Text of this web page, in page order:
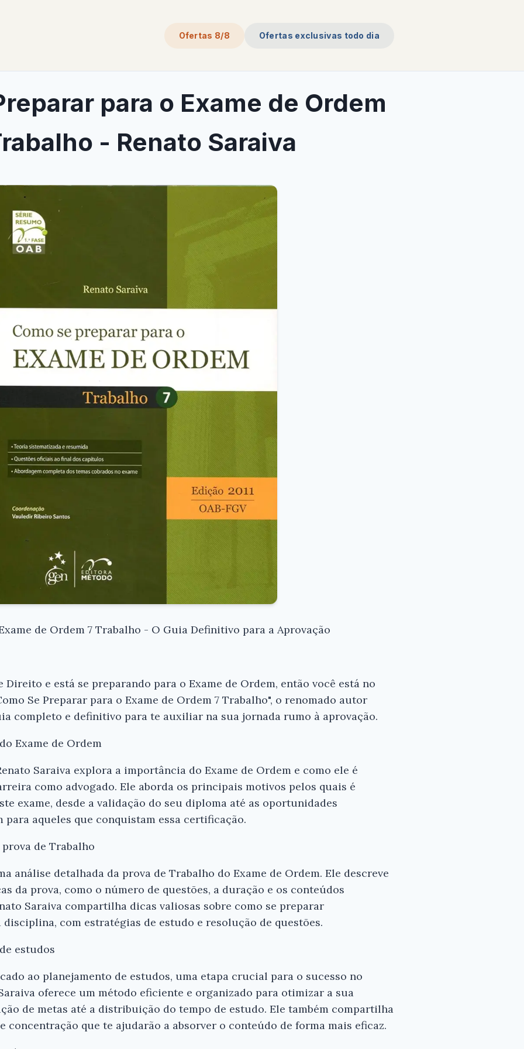
Ofertas 8/8 Ofertas exclusivas todo dia
para o Exame de Ordem
- Renato Saraiva
de Ordem 7 Trabalho - O Guia Definitivo para a Aprovação
Direito e está se preparando para o Exame de Ordem, então você está no
Se Preparar para o Exame de Ordem 7 Trabalho", o renomado autor
completo e definitivo para te auxiliar na sua jornada rumo à aprovação.
Exame de Ordem
Saraiva explora a importância do Exame de Ordem e como ele é
como advogado. Ele aborda os principais motivos pelos quais é
exame, desde a validação do seu diploma até as oportunidades
para aqueles que conquistam essa certificação.
de Trabalho
análise detalhada da prova de Trabalho do Exame de Ordem. Ele descreve
da prova, como o número de questões, a duração e os conteúdos
Saraiva compartilha dicas valiosas sobre como se preparar
disciplina, com estratégias de estudo e resolução de questões.
estudos
ao planejamento de estudos, uma etapa crucial para o sucesso no
oferece um método eficiente e organizado para otimizar a sua
de metas até a distribuição do tempo de estudo. Ele também compartilha
concentração que te ajudarão a absorver o conteúdo de forma mais eficaz.
×
Ei, Leitor!
Como Se Preparar para o Exame de Ordem 7
Trabalho - Renato Saraiva